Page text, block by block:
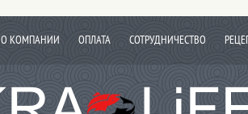
О КОМПАНИИ ОПЛАТА СОТРУДНИЧЕСТВО